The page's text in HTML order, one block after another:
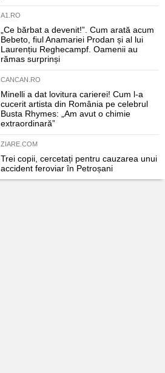
A1.RO
„Ce bărbat a devenit!”. Cum arată acum
Bebeto, fiul Anamariei Prodan și al lui
Laurențiu Reghecampf. Oamenii au
rămas surprinși
CANCAN.RO
Minelli a dat lovitura carierei! Cum l-a
cucerit artista din România pe celebrul
Busta Rhymes: „Am avut o chimie
extraordinară”
ZIARE.COM
Trei copii, cercetați pentru cauzarea unui
accident feroviar în Petroșani